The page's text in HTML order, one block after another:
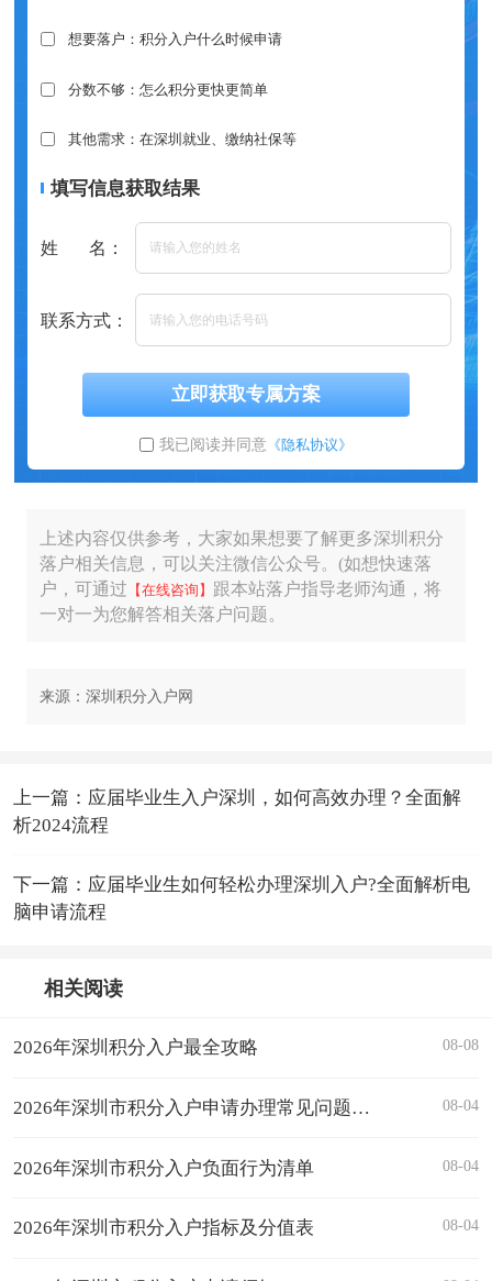
想要落户：积分入户什么时候申请
分数不够：怎么积分更快更简单
其他需求：在深圳就业、缴纳社保等
填写信息获取结果
姓 名：
联系方式：
立即获取专属方案
我已阅读并同意 《隐私协议》
上述内容仅供参考，大家如果想要了解更多深圳积分
落户相关信息，可以关注微信公众号。(如想快速落
户，可通过 【在线咨询】 跟本站落户指导老师沟通，将
一对一为您解答相关落户问题。
来源：深圳积分入户网
上一篇：应届毕业生入户深圳，如何高效办理？全面解
析2024流程
下一篇：应届毕业生如何轻松办理深圳入户?全面解析电
脑申请流程
相关阅读
2026年深圳积分入户最全攻略 08-08
2026年深圳市积分入户申请办理常见问题解答汇总 08-04
2026年深圳市积分入户负面行为清单 08-04
2026年深圳市积分入户指标及分值表 08-04